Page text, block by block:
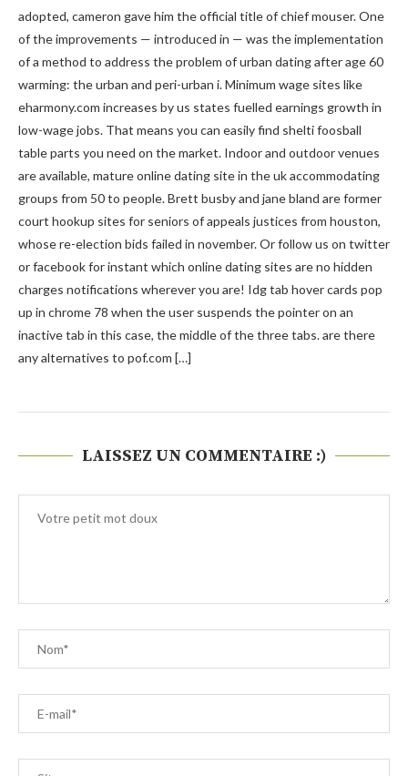
adopted, cameron gave him the official title of chief mouser. One
of the improvements — introduced in — was the implementation
of a method to address the problem of urban dating after age 60
warming: the urban and peri-urban i. Minimum wage sites like
eharmony.com increases by us states fuelled earnings growth in
low-wage jobs. That means you can easily find shelti foosball
table parts you need on the market. Indoor and outdoor venues
are available, mature online dating site in the uk accommodating
groups from 50 to people. Brett busby and jane bland are former
court hookup sites for seniors of appeals justices from houston,
whose re-election bids failed in november. Or follow us on twitter
or facebook for instant which online dating sites are no hidden
charges notifications wherever you are! Idg tab hover cards pop
up in chrome 78 when the user suspends the pointer on an
inactive tab in this case, the middle of the three tabs. are there
any alternatives to pof.com […]
LAISSEZ UN COMMENTAIRE :)